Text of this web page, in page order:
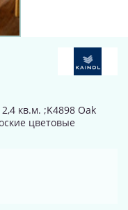
кв.м. ;K4898 Oak
цветовые